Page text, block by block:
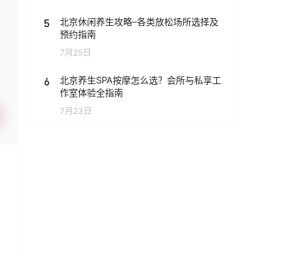
5
北京休闲养生攻略–各类放松场所选择及
预约指南
7月25日
6
北京养生SPA按摩怎么选？会所与私享工
作室体验全指南
7月23日